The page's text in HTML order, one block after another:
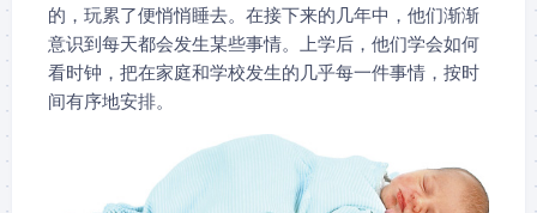
的，玩累了便悄悄睡去。在接下来的几年中，他们渐渐
意识到每天都会发生某些事情。上学后，他们学会如何
看时钟，把在家庭和学校发生的几乎每一件事情，按时
间有序地安排。